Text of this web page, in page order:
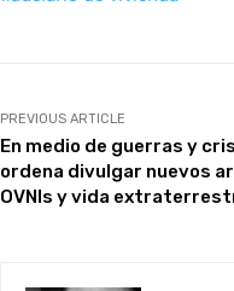
PREVIOUS ARTICLE
En medio de guerras y
ordena divulgar nuevos
OVNIs y vida